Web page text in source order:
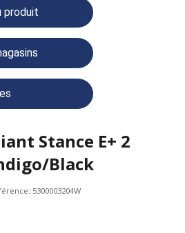
produit
Stance E+ 2
Black
5300003204W